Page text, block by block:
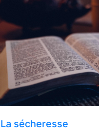
La sécheresse